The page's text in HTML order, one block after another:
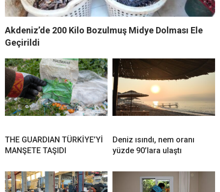
Akdeniz’de 200 Kilo Bozulmuş Midye Dolması Ele
Geçirildi
THE GUARDIAN TÜRKİYE’Yİ
MANŞETE TAŞIDI
Deniz ısındı, nem oranı
yüzde 90’lara ulaştı